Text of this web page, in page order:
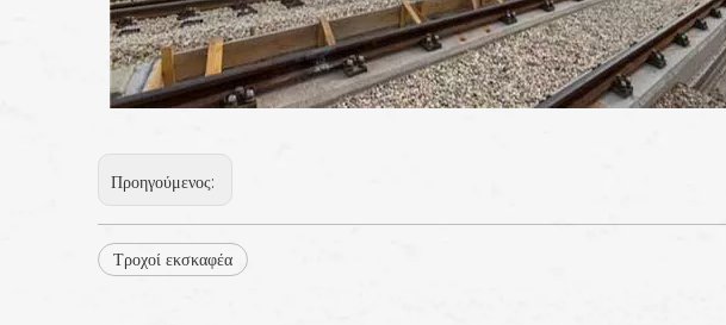
Προηγούμενος:
Τροχοί εκσκαφέα